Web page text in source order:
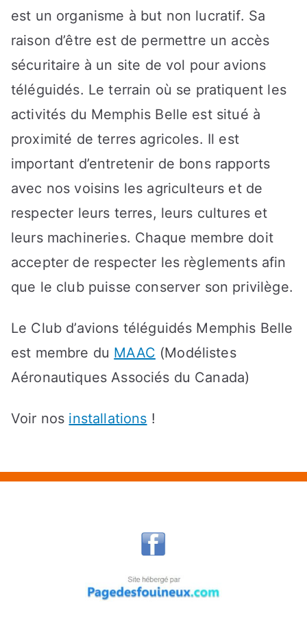
est un organisme à but non lucratif. Sa
raison d’être est de permettre un accès
sécuritaire à un site de vol pour avions
téléguidés. Le terrain où se pratiquent les
activités du Memphis Belle est situé à
proximité de terres agricoles. Il est
important d’entretenir de bons rapports
avec nos voisins les agriculteurs et de
respecter leurs terres, leurs cultures et
leurs machineries. Chaque membre doit
accepter de respecter les règlements afin
que le club puisse conserver son privilège.
Le Club d’avions téléguidés Memphis Belle
est membre du MAAC (Modélistes
Aéronautiques Associés du Canada)
Voir nos installations !